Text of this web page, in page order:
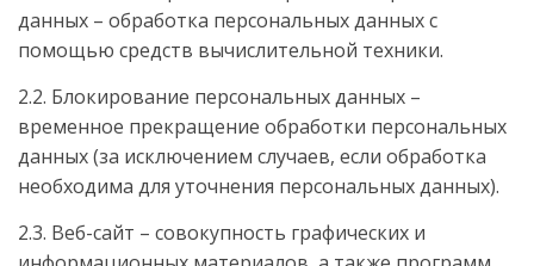
данных – обработка персональных данных с
помощью средств вычислительной техники.
2.2. Блокирование персональных данных –
временное прекращение обработки персональных
данных (за исключением случаев, если обработка
необходима для уточнения персональных данных).
2.3. Веб-сайт – совокупность графических и